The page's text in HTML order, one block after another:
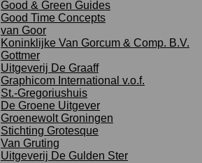
Good & Green Guides
Good Time Concepts
van Goor
Koninklijke Van Gorcum & Comp. B.V.
Gottmer
Uitgeverij De Graaff
Graphicom International v.o.f.
St.-Gregoriushuis
De Groene Uitgever
Groenewolt Groningen
Stichting Grotesque
Van Gruting
Uitgeverij De Gulden Ster